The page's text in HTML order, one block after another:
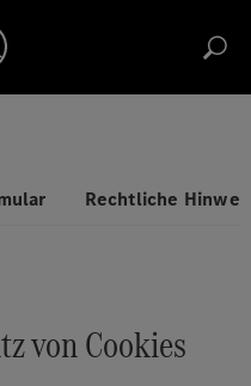
suchen
Rechtliche
von Cookies